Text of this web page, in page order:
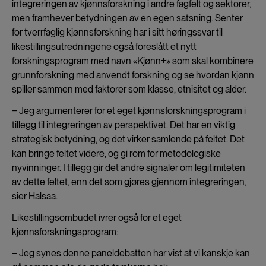
integreringen av kjønnsforskning i andre fagfelt og sektorer,
men framhever betydningen av en egen satsning. Senter
for tverrfaglig kjønnsforskning har i sitt høringssvar til
likestillingsutredningene også foreslått et nytt
forskningsprogram med navn «Kjønn+» som skal kombinere
grunnforskning med anvendt forskning og se hvordan kjønn
spiller sammen med faktorer som klasse, etnisitet og alder.
− Jeg argumenterer for et eget kjønnsforskningsprogram i
tillegg til integreringen av perspektivet. Det har en viktig
strategisk betydning, og det virker samlende på feltet. Det
kan bringe feltet videre, og gi rom for metodologiske
nyvinninger. I tillegg gir det andre signaler om legitimiteten
av dette feltet, enn det som gjøres gjennom integreringen,
sier Halsaa.
Likestillingsombudet ivrer også for et eget
kjønnsforskningsprogram:
− Jeg synes denne paneldebatten har vist at vi kanskje kan